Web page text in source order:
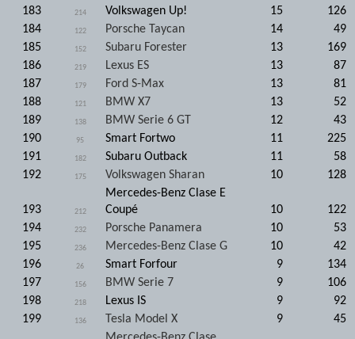
183
214 Volkswagen Up! 15
126
184
122 Porsche Taycan 14
49
185
152 Subaru Forester 13
169
186
219 Lexus ES 13
87
187
179 Ford S-Max 13
81
188
121 BMW X7 13
52
189
138 BMW Serie 6 GT 12
43
190
95 Smart Fortwo 11
225
191
182 Subaru Outback 11
58
192
175 Volkswagen Sharan 10 128
193 212
Mercedes-Benz Clase E
Coupé
10
122
194
232 Porsche Panamera 10
53
195
236 Mercedes-Benz Clase G 10
42
196
26 Smart Forfour 9
134
197
156 BMW Serie 7 9
106
198
218 Lexus IS 9
92
199
136 Tesla Model X 9
45